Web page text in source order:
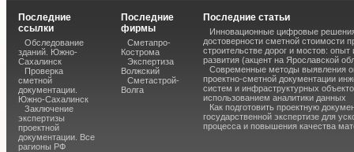
Последние
ссылки
Обследование
зданий. Южно-
Сахалинск
Проверка
сметной
документации.
Южно-Сахалинск
Заключение
экспертизы
проектной
документации. Все
рагионы РФ
Последние
фирмы
Сметапро-
Кострома
Экспертиза
Волжский
Сметастрой-
Волга
Последние статьи
Инновационные цифровые
достоверности сметной стоимости
строительстве дорог и мостов: опыт
развития (акцент на Ярославской
Современные методы выявления
проектно-сметной документации
систем и инфраструктурных
использованием аналитики данных
Как подготовить проектную
государственной экспертизе для
процесса и повышения качества